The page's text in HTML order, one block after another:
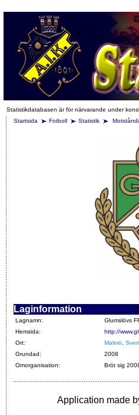
Statistikdatabasen är för närvarande under
Startsida
Fotboll Statistik
Laginformation
Lagnamn:
Glumslövs
Hemsida:
http://
Ort:
Malmö,
Grundad:
2008
Omorganisation:
Bröt sig
Application made